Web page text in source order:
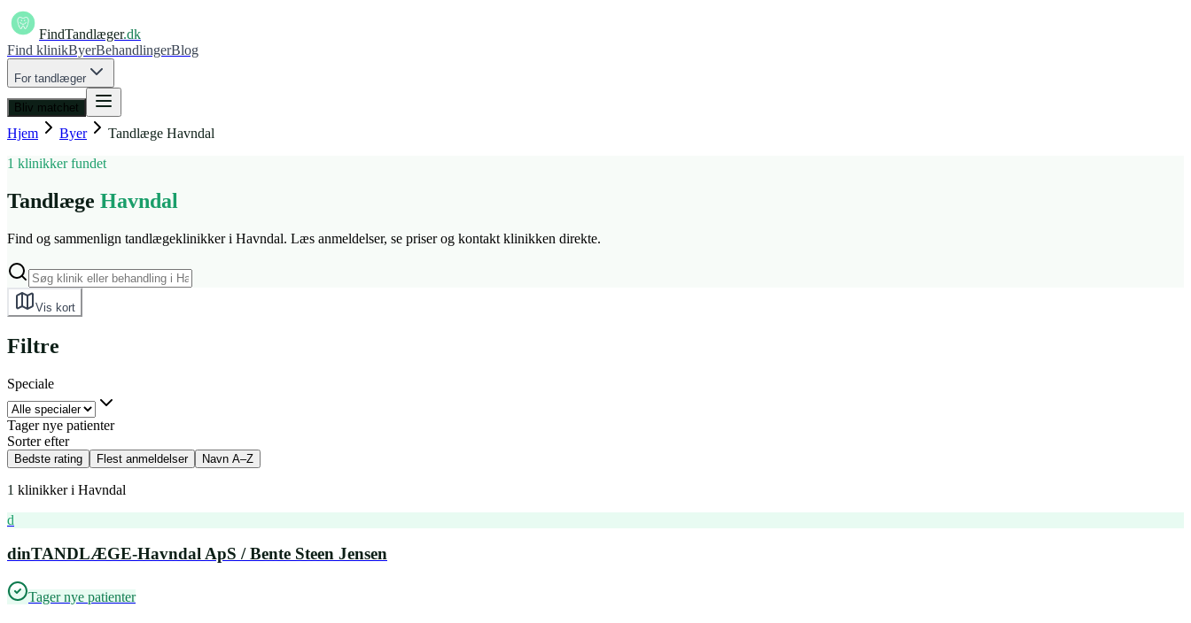
FindTandlæger.dk
Find klinikByerBehandlingerBlog
For tandlæger
Bliv matchet
Hjem Byer Tandlæge Havndal
1 klinikker fundet
Tandlæge Havndal
Find og sammenlign tandlægeklinikker i Havndal. Læs anmeldelser, se priser og kontakt klinikken direkte.
Vis kort
Filtre
Speciale
Tager nye patienter
Sorter efter
Bedste rating Flest anmeldelser Navn A–Z
1 klinikker i Havndal
d
dinTANDLÆGE-Havndal ApS / Bente Steen Jensen
Tager nye patienter